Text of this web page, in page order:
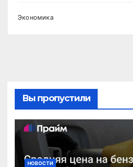
Экономика
Вы пропустили
НОВОСТИ